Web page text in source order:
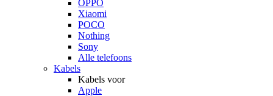
OPPO
Xiaomi
POCO
Nothing
Sony
Alle telefoons
Kabels
Kabels voor
Apple